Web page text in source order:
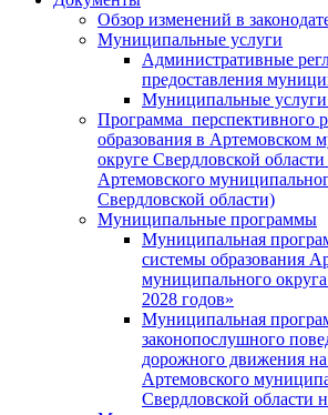
Обзор изменений в
Муниципальные услуги
Административные
предоставления
Муниципальные
Программа перспективного
образования в Артемовском
округе Свердловской
Артемовского
Свердловской области)
Муниципальные программы
Муниципальная
системы образования
муниципального
2028 годов»
Муниципальная
законопослушного
дорожного движения
Артемовского
Свердловской области